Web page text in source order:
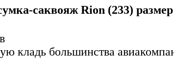
саквояж Rion (233) размер
кладь большинства